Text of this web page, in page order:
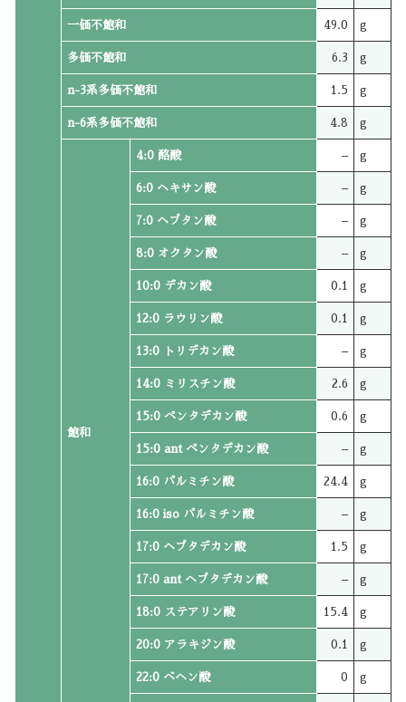
一価不飽和 49.0 g
多価不飽和 6.3 g
n-3系多価不飽和 1.5 g
n-6系多価不飽和 4.8 g
飽和
4:0 酪酸 – g
6:0 ヘキサン酸 – g
7:0 ヘプタン酸 – g
8:0 オクタン酸 – g
10:0 デカン酸 0.1 g
12:0 ラウリン酸 0.1 g
13:0 トリデカン酸 – g
14:0 ミリスチン酸 2.6 g
15:0 ペンタデカン酸 0.6 g
15:0 ant ペンタデカン酸 – g
16:0 パルミチン酸 24.4 g
16:0 iso パルミチン酸 – g
17:0 ヘプタデカン酸 1.5 g
17:0 ant ヘプタデカン酸 – g
18:0 ステアリン酸 15.4 g
20:0 アラキジン酸 0.1 g
22:0 ベヘン酸 0 g